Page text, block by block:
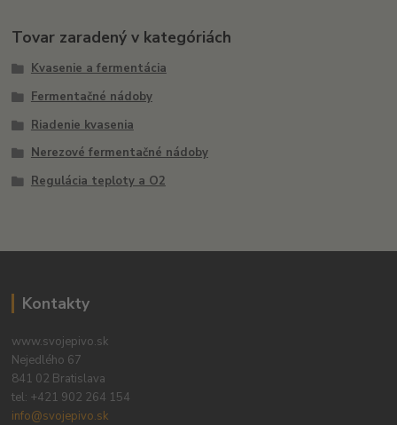
Tovar zaradený v kategóriách
Kvasenie a fermentácia
Fermentačné nádoby
Riadenie kvasenia
Nerezové fermentačné nádoby
Regulácia teploty a O2
Kontakty
www.svojepivo.sk
Nejedlého 67
841 02 Bratislava
tel: +421 902 264 154
info@svojepivo.sk